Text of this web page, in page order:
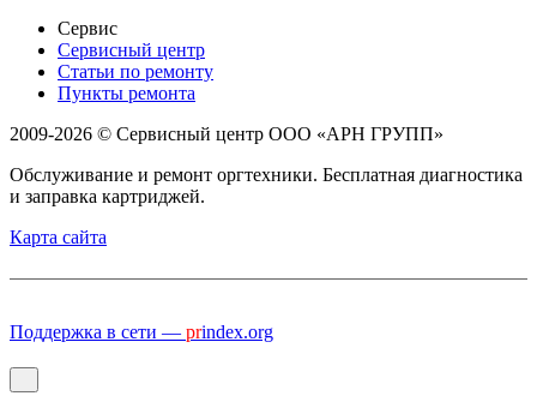
Сервис
Сервисный центр
Статьи по ремонту
Пункты ремонта
2009-2026 © Сервисный центр ООО «АРН ГРУПП»
Обслуживание и ремонт оргтехники. Бесплатная диагностика
и заправка картриджей.
Карта сайта
Поддержка в сети — prindex.org